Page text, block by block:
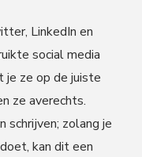
LinkedIn en
social media
ze op de juiste
ze averechts.
schrijven; zolang je
kan dit een